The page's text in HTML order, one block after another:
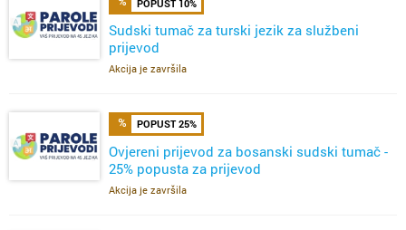
POPUST 10%
Sudski tumač za turski jezik za službeni
prijevod
Akcija je završila
POPUST 25%
Ovjereni prijevod za bosanski sudski tumač -
25% popusta za prijevod
Akcija je završila